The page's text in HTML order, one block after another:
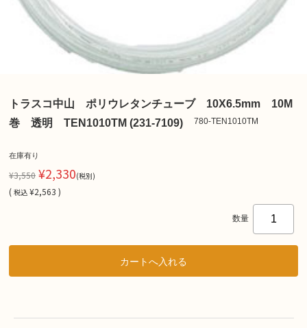
トラスコ中山 ポリウレタンチューブ 10X6.5mm 10M
巻 透明 TEN1010TM (231-7109)
780-TEN1010TM
在庫有り
¥3,550 ¥2,330(税別)
( 税込 ¥2,563 )
数量